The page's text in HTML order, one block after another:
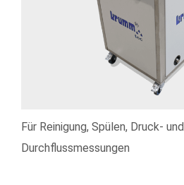
Für Reinigung, Spülen, Druck- und
Durchflussmessungen